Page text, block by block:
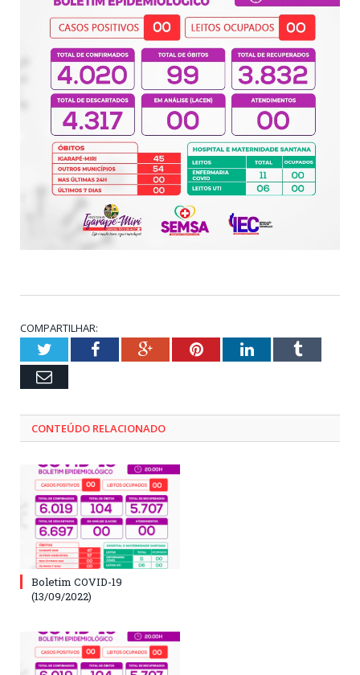
COMPARTILHAR:
TwitterFacebookGoogle+PinterestLinkedInTumblr
Email
CONTEÚDO RELACIONADO
Boletim COVID-19
(13/09/2022)